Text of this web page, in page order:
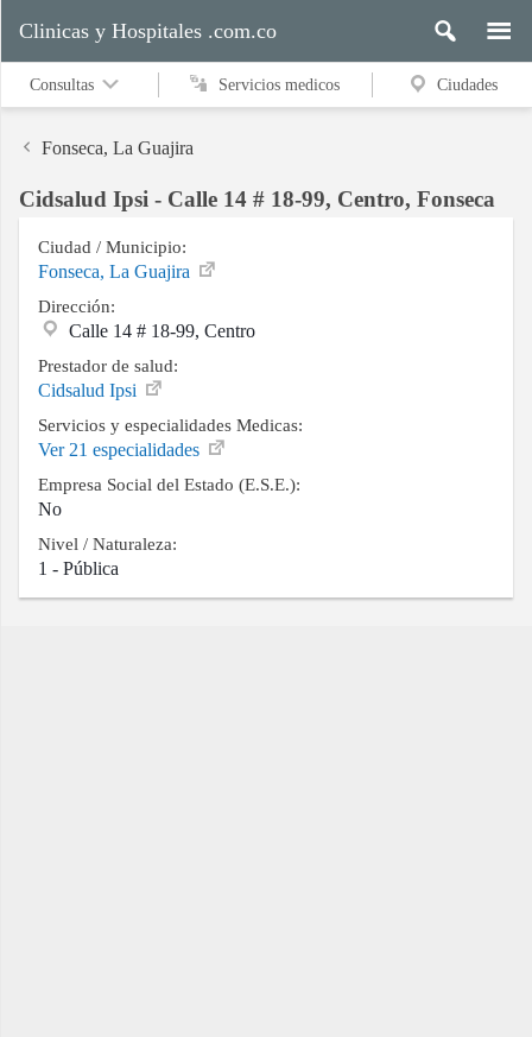
medicos
Ciudades
Buscar
Contacto
Clinicas y Hospitales .com.co
Consultas Servicios medicos Ciudades
Fonseca, La Guajira
Cidsalud Ipsi - Calle 14 # 18-99, Centro, Fonseca
Ciudad / Municipio:
Fonseca, La Guajira
Dirección:
Calle 14 # 18-99, Centro
Prestador de salud:
Cidsalud Ipsi
Servicios y especialidades Medicas:
Ver 21 especialidades
Empresa Social del Estado (E.S.E.):
No
Nivel / Naturaleza:
1 - Pública